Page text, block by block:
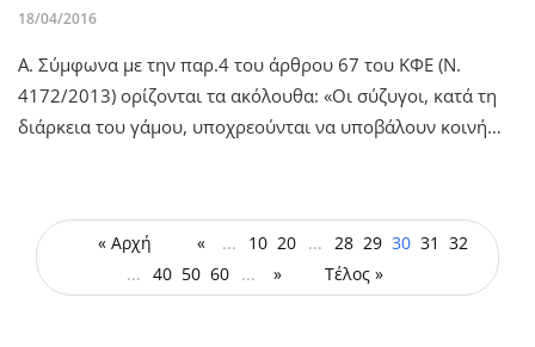
18/04/2016
Α. Σύμφωνα με την παρ.4 του άρθρου 67 του ΚΦΕ (Ν.
4172/2013) ορίζονται τα ακόλουθα: «Οι σύζυγοι, κατά τη
διάρκεια του γάμου, υποχρεούνται να υποβάλουν κοινή…
« Αρχή « ... 10 20 ... 28 29 30 31 32
... 40 50 60 ... » Τέλος »